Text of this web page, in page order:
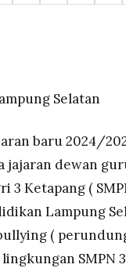
Selatan
baru 2024/
jajaran dewan
3 Ketapang (
Lampung
(
SMPN 3